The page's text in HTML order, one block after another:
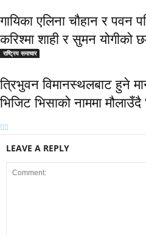
गायिका एलिना चौहान र पवन
करिश्मा शाही र सुमन योगीको
राष्ट्रिय समाचार
त्रिभुवन विमानस्थलबाट हुने
भिजिट भिसाको नाममा मौलाउँदै
LEAVE A REPLY